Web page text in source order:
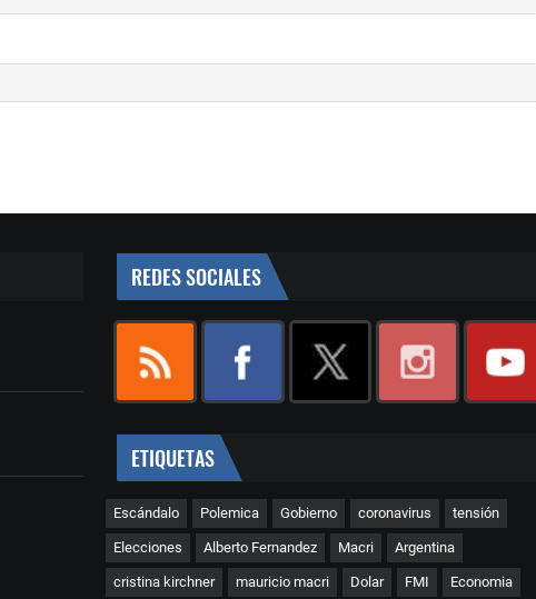
REDES SOCIALES
ETIQUETAS
Escándalo Polemica Gobierno coronavirus tensión
Elecciones Alberto Fernandez Macri Argentina
cristina kirchner mauricio macri Dolar FMI Economia